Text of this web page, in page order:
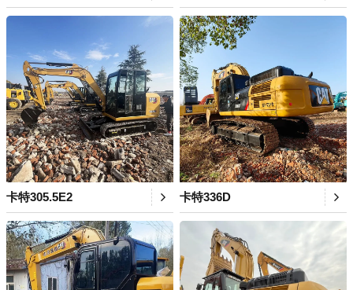
卡特305.5E2 卡特336D